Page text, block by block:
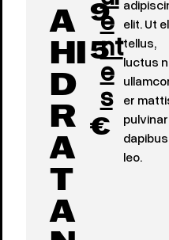
A
HI
D
R
A
T
A
9
5
€
e
nt
e
s
elit. Ut
tellus,
luctus
er
pulvinar
dapibus
leo.